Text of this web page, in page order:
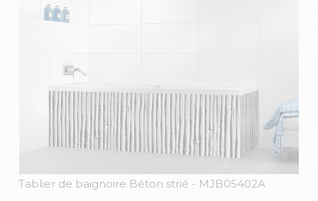
Tablier de baignoire Béton strié - MJB05402A